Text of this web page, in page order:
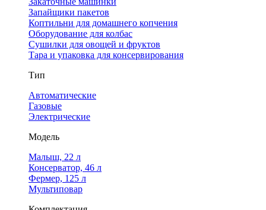
Запайщики пакетов
Коптильни для домашнего копчения
Оборудование для колбас
Сушилки для овощей и фруктов
Тара и упаковка для консервирования
Тип
Автоматические
Газовые
Электрические
Модель
Малыш, 22 л
Консерватор, 46 л
Фермер, 125 л
Мультиповар